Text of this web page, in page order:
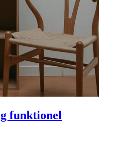
funktionel